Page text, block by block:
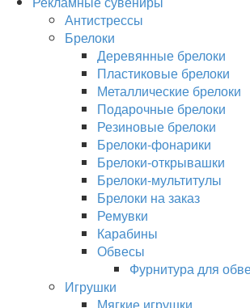
Антистрессы
Брелоки
Деревянные брелоки
Пластиковые брелоки
Металлические брелоки
Подарочные брелоки
Резиновые брелоки
Брелоки-фонарики
Брелоки-открывашки
Брелоки-мультитулы
Брелоки на заказ
Ремувки
Карабины
Обвесы
Фурнитура для
Игрушки